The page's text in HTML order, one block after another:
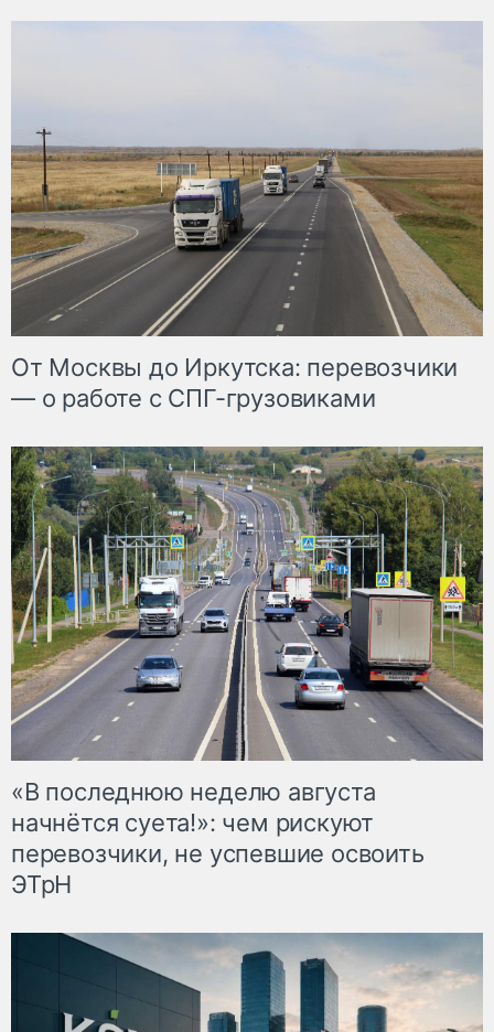
От Москвы до Иркутска: перевозчики
— о работе с СПГ-грузовиками
«В последнюю неделю августа
начнётся суета!»: чем рискуют
перевозчики, не успевшие освоить
ЭТрН